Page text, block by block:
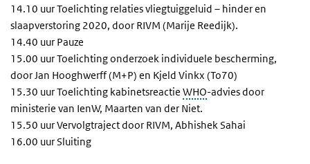
14.10 uur Toelichting relaties vliegtuiggeluid – hinder en
slaapverstoring 2020, door RIVM (Marije Reedijk).
14.40 uur Pauze
15.00 uur Toelichting onderzoek individuele bescherming,
door Jan Hooghwerff (M+P) en Kjeld Vinkx (To70)
15.30 uur Toelichting kabinetsreactie WHO-advies door
ministerie van IenW, Maarten van der Niet.
15.50 uur Vervolgtraject door RIVM, Abhishek Sahai
16.00 uur Sluiting